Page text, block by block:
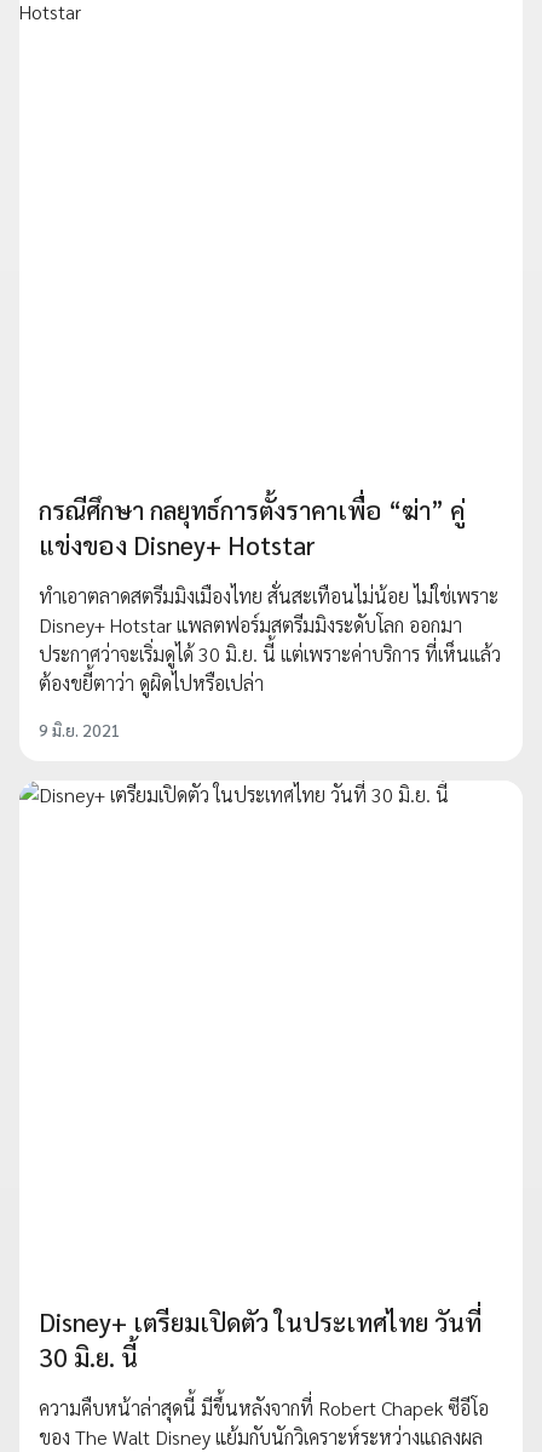
กรณีศึกษา กลยุทธ์การตั้งราคาเพื่อ “ฆ่า” คู่
แข่งของ​ Disney+ Hotstar
ทำเอาตลาดสตรีมมิงเมืองไทย สั่นสะเทือนไม่น้อย ไม่ใช่เพราะ​
Disney+ Hotstar แพลตฟอร์มสตรีมมิงระดับโลก ออกมา
ประกาศว่าจะเริ่มดูได้ 30 มิ.ย. นี้ แต่เพราะค่าบริการ ที่เห็นแล้ว
ต้องขยี้ตาว่า ดูผิดไปหรือเปล่า
9 มิ.ย. 2021
Disney+ เตรียมเปิดตัว ในประเทศไทย วันที่
30 มิ.ย. นี้
ความคืบหน้าล่าสุดนี้ มีขึ้นหลังจากที่ Robert Chapek ซีอีโอ
ของ The Walt Disney แย้มกับนักวิเคราะห์ระหว่างแถลงผล